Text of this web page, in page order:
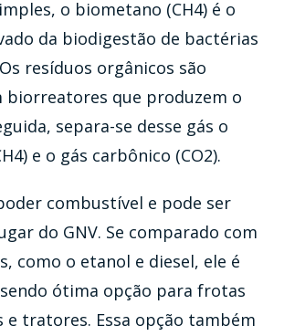
o biometano (CH4) é o
da biodigestão de bactérias
resíduos orgânicos são
biorreatores que produzem o
separa-se desse gás o
e o gás carbônico (CO2).
combustível e pode ser
do GNV. Se comparado com
como o etanol e diesel, ele é
ótima opção para frotas
e tratores. Essa opção também